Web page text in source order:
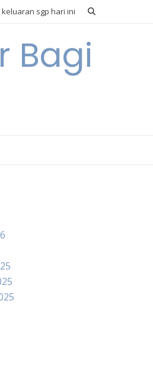
keluaran sgp hari ini
Bagi